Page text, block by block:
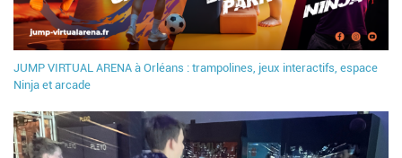
JUMP VIRTUAL ARENA à Orléans : trampolines, jeux interactifs, espace
Ninja et arcade